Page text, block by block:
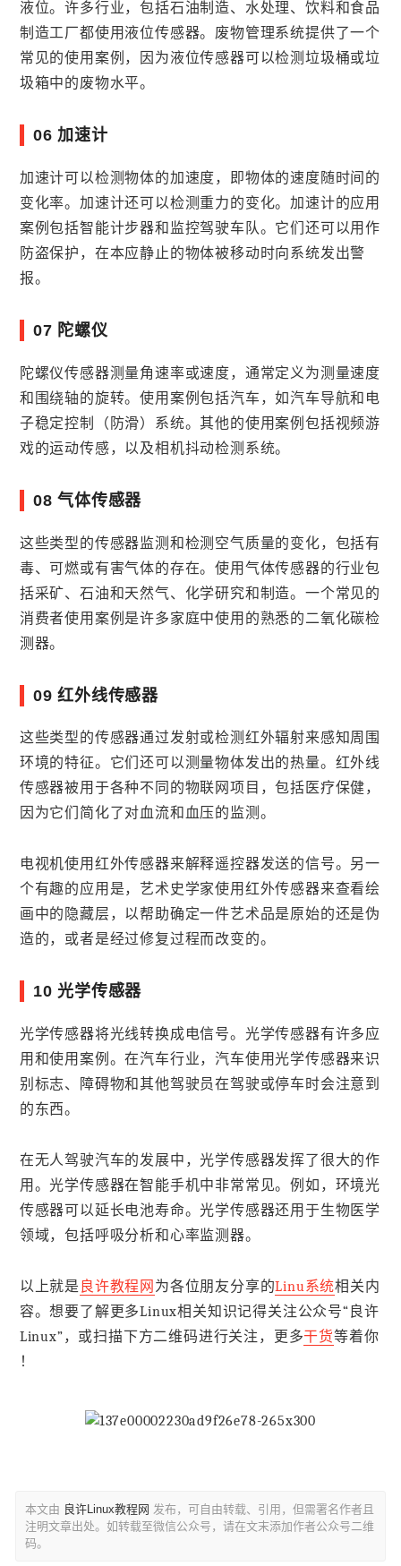
液位。许多行业，包括石油制造、水处理、饮料和食品
制造工厂都使用液位传感器。废物管理系统提供了一个
常见的使用案例，因为液位传感器可以检测垃圾桶或垃
圾箱中的废物水平。
06 加速计
加速计可以检测物体的加速度，即物体的速度随时间的
变化率。加速计还可以检测重力的变化。加速计的应用
案例包括智能计步器和监控驾驶车队。它们还可以用作
防盗保护，在本应静止的物体被移动时向系统发出警
报。
07 陀螺仪
陀螺仪传感器测量角速率或速度，通常定义为测量速度
和围绕轴的旋转。使用案例包括汽车，如汽车导航和电
子稳定控制（防滑）系统。其他的使用案例包括视频游
戏的运动传感，以及相机抖动检测系统。
08 气体传感器
这些类型的传感器监测和检测空气质量的变化，包括有
毒、可燃或有害气体的存在。使用气体传感器的行业包
括采矿、石油和天然气、化学研究和制造。一个常见的
消费者使用案例是许多家庭中使用的熟悉的二氧化碳检
测器。
09 红外线传感器
这些类型的传感器通过发射或检测红外辐射来感知周围
环境的特征。它们还可以测量物体发出的热量。红外线
传感器被用于各种不同的物联网项目，包括医疗保健，
因为它们简化了对血流和血压的监测。
电视机使用红外传感器来解释遥控器发送的信号。另一
个有趣的应用是，艺术史学家使用红外传感器来查看绘
画中的隐藏层，以帮助确定一件艺术品是原始的还是伪
造的，或者是经过修复过程而改变的。
10 光学传感器
光学传感器将光线转换成电信号。光学传感器有许多应
用和使用案例。在汽车行业，汽车使用光学传感器来识
别标志、障碍物和其他驾驶员在驾驶或停车时会注意到
的东西。
在无人驾驶汽车的发展中，光学传感器发挥了很大的作
用。光学传感器在智能手机中非常常见。例如，环境光
传感器可以延长电池寿命。光学传感器还用于生物医学
领域，包括呼吸分析和心率监测器。
以上就是 良许教程网 为各位朋友分享的Linu系统相关内
容。想要了解更多Linux相关知识记得关注公众号“良许
Linux”，或扫描下方二维码进行关注，更多干货等着你
！
本文由 良许Linux教程网 发布，可自由转载、引用，但需署名作者且
注明文章出处。如转载至微信公众号，请在文末添加作者公众号二维
码。